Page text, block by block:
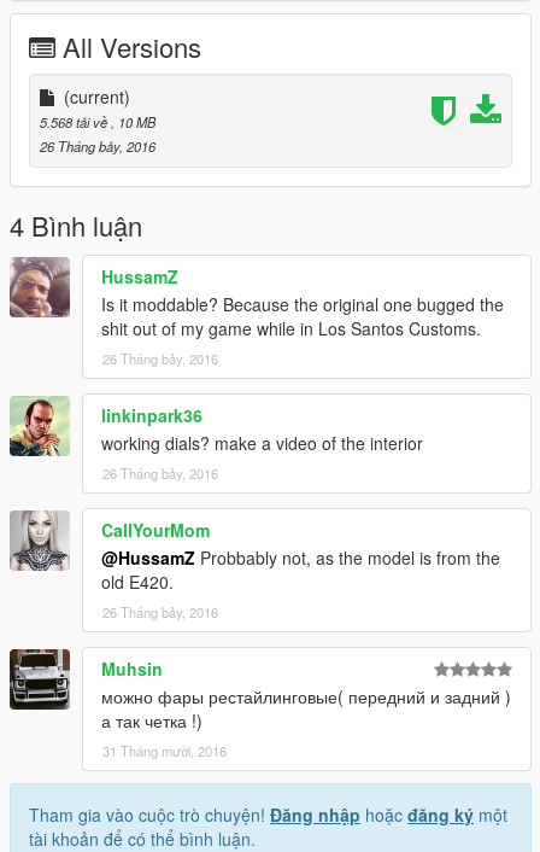
All Versions
(current)
5.568 tải về
, 10 MB
26 Tháng bảy, 2016
4 Bình luận
HussamZ
Is it moddable? Because the original one bugged the
shit out of my game while in Los Santos Customs.
26 Tháng bảy, 2016
linkinpark36
working dials? make a video of the interior
26 Tháng bảy, 2016
CallYourMom
@HussamZ Probbably not, as the model is from the
old E420.
26 Tháng bảy, 2016
Muhsin
можно фары рестайлинговые( передний и задний )
а так четка !)
31 Tháng mười, 2016
Tham gia vào cuộc trò chuyện! Đăng nhập hoặc đăng ký một
tài khoản để có thể bình luận.